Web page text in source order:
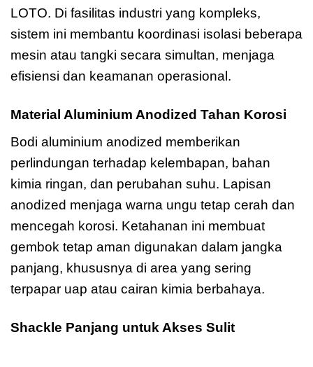
LOTO. Di fasilitas industri yang kompleks,
sistem ini membantu koordinasi isolasi beberapa
mesin atau tangki secara simultan, menjaga
efisiensi dan keamanan operasional.
Material Aluminium Anodized Tahan Korosi
Bodi aluminium anodized memberikan
perlindungan terhadap kelembapan, bahan
kimia ringan, dan perubahan suhu. Lapisan
anodized menjaga warna ungu tetap cerah dan
mencegah korosi. Ketahanan ini membuat
gembok tetap aman digunakan dalam jangka
panjang, khususnya di area yang sering
terpapar uap atau cairan kimia berbahaya.
Shackle Panjang untuk Akses Sulit